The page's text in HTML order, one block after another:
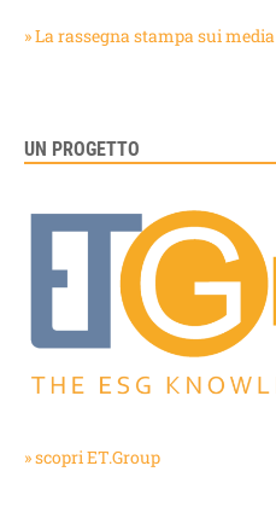
» La rassegna stampa sui media
UN PROGETTO
» scopri ET.Group